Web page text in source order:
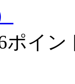
ポイ